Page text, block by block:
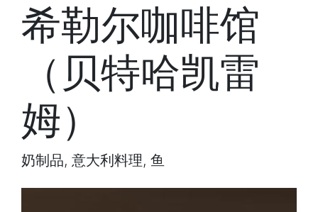
希勒尔咖啡馆
（贝特哈凯雷
姆）
奶制品, 意大利料理, 鱼